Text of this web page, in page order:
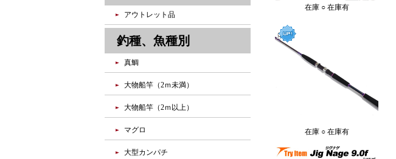
在庫 ○ 在庫有
在庫 ○ 在庫有
アウトレット品
釣種、魚種別
真鯛
大物船竿（2ｍ未満）
大物船竿（2ｍ以上）
マグロ
大型カンパチ